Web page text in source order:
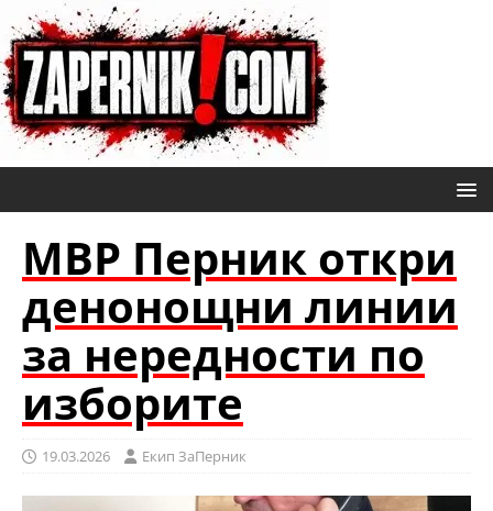
МВР Перник откри
денонощни линии
за нередности по
изборите
19.03.2026 Eкип ЗаПерник